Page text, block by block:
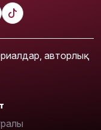
авторлық